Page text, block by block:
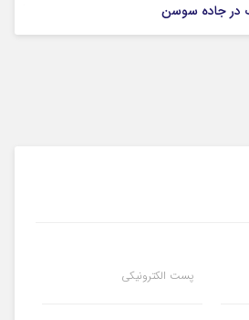
پست الکترونیکی